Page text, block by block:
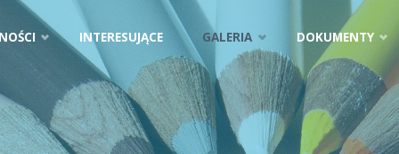
INTERESUJĄCE GALERIA DOKUMENTY